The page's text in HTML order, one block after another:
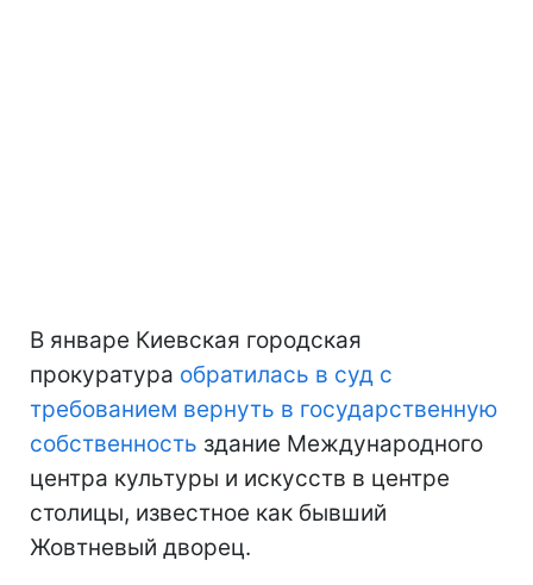
В январе Киевская городская
прокуратура обратилась в суд с
требованием вернуть в государственную
собственность здание Международного
центра культуры и искусств в центре
столицы, известное как бывший
Жовтневый дворец.